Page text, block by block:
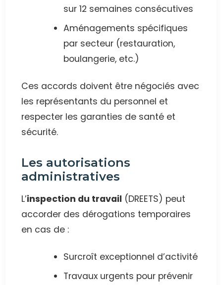
sur 12 semaines consécutives
Aménagements spécifiques
par secteur (restauration,
boulangerie, etc.)
Ces accords doivent être négociés avec
les représentants du personnel et
respecter les garanties de santé et
sécurité.
Les autorisations
administratives
L’inspection du travail (DREETS) peut
accorder des dérogations temporaires
en cas de :
Surcroît exceptionnel d’activité
Travaux urgents pour prévenir